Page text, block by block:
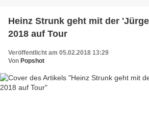
Heinz Strunk geht mit der
2018 auf Tour
Veröffentlicht am 05.02.2018 13:29
Von Popshot